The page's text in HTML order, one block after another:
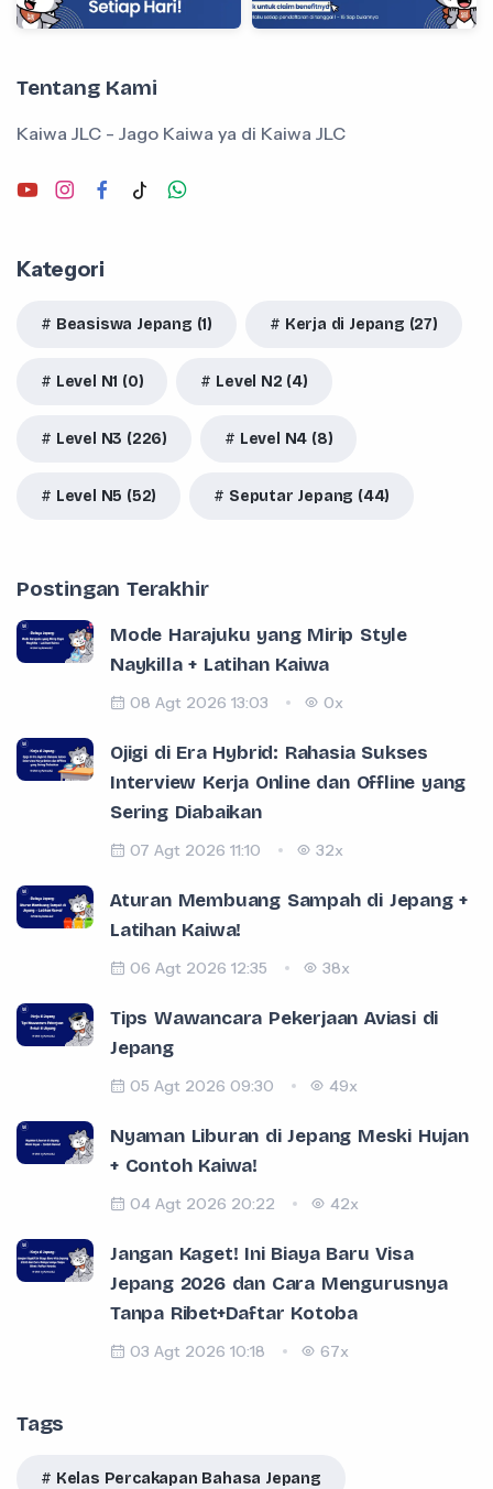
Tentang Kami
Kaiwa JLC - Jago Kaiwa ya di Kaiwa JLC
Kategori
Beasiswa Jepang (1) Kerja di Jepang (27)
Level N1 (0) Level N2 (4)
Level N3 (226) Level N4 (8)
Level N5 (52) Seputar Jepang (44)
Postingan Terakhir
Mode Harajuku yang Mirip Style
Naykilla + Latihan Kaiwa
08 Agt 2026 13:03 0x
Ojigi di Era Hybrid: Rahasia Sukses
Interview Kerja Online dan Offline yang
Sering Diabaikan
07 Agt 2026 11:10 32x
Aturan Membuang Sampah di Jepang +
Latihan Kaiwa!
06 Agt 2026 12:35 38x
Tips Wawancara Pekerjaan Aviasi di
Jepang
05 Agt 2026 09:30 49x
Nyaman Liburan di Jepang Meski Hujan
+ Contoh Kaiwa!
04 Agt 2026 20:22 42x
Jangan Kaget! Ini Biaya Baru Visa
Jepang 2026 dan Cara Mengurusnya
Tanpa Ribet+Daftar Kotoba
03 Agt 2026 10:18 67x
Tags
Kelas Percakapan Bahasa Jepang